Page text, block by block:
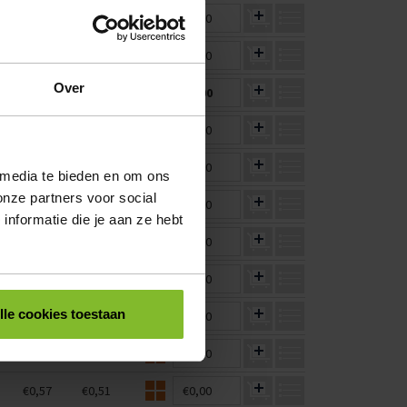
Over
te bieden en om ons
partners voor social
die je aan ze hebt
cookies toestaan
€1,84 €0,00
€0,00
€0,84 €0,00
€0,00
€0,99 €0,90 €0,00
€1,16 €1,05 €0,00
€0,00
€0,53 €0,50 €0,00
€0,40 €0,38 €0,00
€0,00
€0,57 €0,51 €0,00